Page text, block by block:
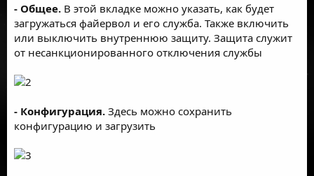
- Общее. В этой вкладке можно указать, как будет
загружаться файервол и его служба. Также включить
или выключить внутреннюю защиту. Защита служит
от несанкционированного отключения службы
- Конфигурация. Здесь можно сохранить
конфигурацию и загрузить